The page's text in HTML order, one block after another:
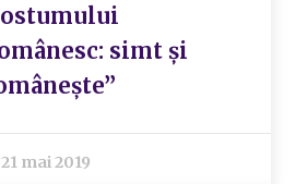
simt și
21 mai 2019